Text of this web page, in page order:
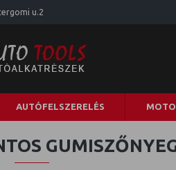
u.2
AUTÓFELSZERELÉS